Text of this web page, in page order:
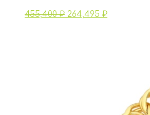
455,400₽ 264,495 ₽